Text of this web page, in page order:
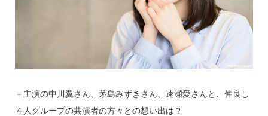
－主演の中川翼さん、茅島みずきさん、速瀬愛さんと、仲良し
４人グループの共演者の方々との想い出は？